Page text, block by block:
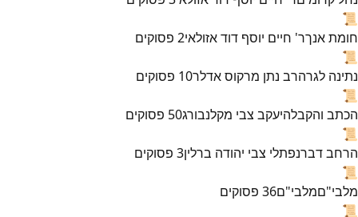
📜
חומת אנךר' חיים יוסף דוד אזולאי2 פסוקים
📜
נתינה לגרהרב נתן מרקוס אדלר10 פסוקים
📜
הכתב והקבלהיעקב צבי מקלנבורג50 פסוקים
📜
הרחב דברנפתלי צבי יהודה ברלין3 פסוקים
📜
מלבי"םמלבי"ם36 פסוקים
📜